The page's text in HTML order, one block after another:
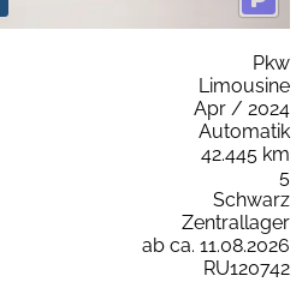
Pkw
Limousine
Apr / 2024
Automatik
42.445 km
5
Schwarz
Zentrallager
ab ca. 11.08.2026
RU120742